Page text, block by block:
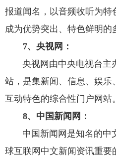
报道闻名，以音频收听为特
成为优势突出、特色鲜明的
7、央视网：
央视网 由中央电视台主
站，是集新闻、信息、娱乐
互动特色的综合性门户网站。
8、中国新闻网：
中国新闻网 是知名的中
球互联网中文新闻资讯重要